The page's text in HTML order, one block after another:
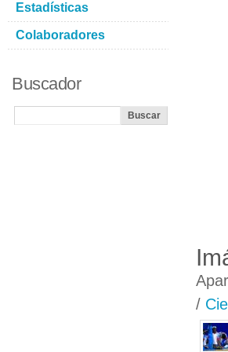
/
Estadísticas
Colaboradores
Buscador